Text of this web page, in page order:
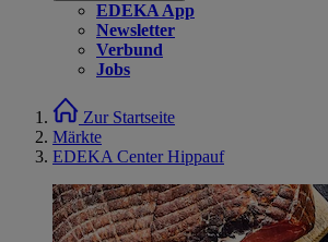
EDEKA App
Newsletter
Verbund
Jobs
Zur Startseite
Märkte
EDEKA Center Hippauf